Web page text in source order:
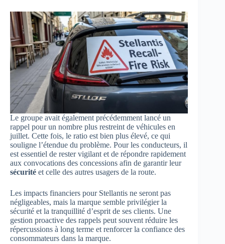
Le groupe avait également précédemment lancé un
rappel pour un nombre plus restreint de véhicules en
juillet. Cette fois, le ratio est bien plus élevé, ce qui
souligne l’étendue du problème. Pour les conducteurs, il
est essentiel de rester vigilant et de répondre rapidement
aux convocations des concessions afin de garantir leur
sécurité et celle des autres usagers de la route.
Les impacts financiers pour Stellantis ne seront pas
négligeables, mais la marque semble privilégier la
sécurité et la tranquillité d’esprit de ses clients. Une
gestion proactive des rappels peut souvent réduire les
répercussions à long terme et renforcer la confiance des
consommateurs dans la marque.